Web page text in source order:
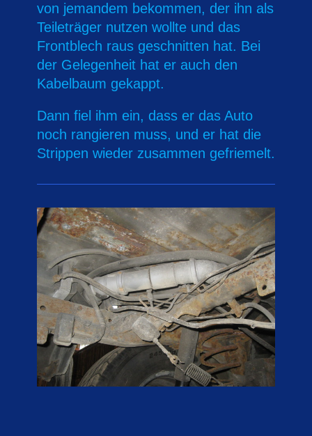
von jemandem bekommen, der ihn als
Teileträger nutzen wollte und das
Frontblech raus geschnitten hat. Bei
der Gelegenheit hat er auch den
Kabelbaum gekappt.
Dann fiel ihm ein, dass er das Auto
noch rangieren muss, und er hat die
Strippen wieder zusammen gefriemelt.